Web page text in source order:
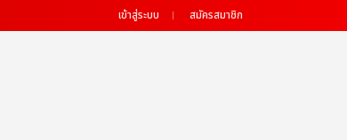
เข้าสู่ระบบ สมัครสมาชิก